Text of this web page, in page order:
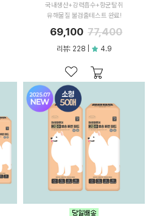
국내생산+강력흡수+항균탈취
유해물질 불검출테스트 완료!
69,100 77,400
리뷰: 228 | 4.9